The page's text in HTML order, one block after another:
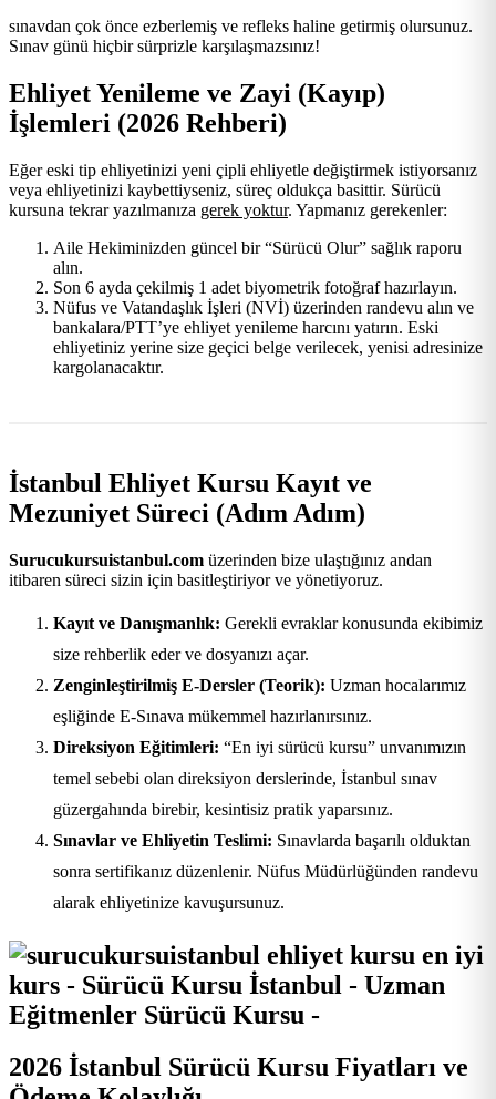
sınavdan çok önce ezberlemiş ve refleks haline getirmiş olursunuz.
Sınav günü hiçbir sürprizle karşılaşmazsınız!
Ehliyet Yenileme ve Zayi (Kayıp)
İşlemleri (2026 Rehberi)
Eğer eski tip ehliyetinizi yeni çipli ehliyetle değiştirmek istiyorsanız
veya ehliyetinizi kaybettiyseniz, süreç oldukça basittir. Sürücü
kursuna tekrar yazılmanıza gerek yoktur. Yapmanız gerekenler:
Aile Hekiminizden güncel bir “Sürücü Olur” sağlık raporu
alın.
Son 6 ayda çekilmiş 1 adet biyometrik fotoğraf hazırlayın.
Nüfus ve Vatandaşlık İşleri (NVİ) üzerinden randevu alın ve
bankalara/PTT’ye ehliyet yenileme harcını yatırın. Eski
ehliyetiniz yerine size geçici belge verilecek, yenisi adresinize
kargolanacaktır.
İstanbul Ehliyet Kursu Kayıt ve
Mezuniyet Süreci (Adım Adım)
Surucukursuistanbul.com üzerinden bize ulaştığınız andan
itibaren süreci sizin için basitleştiriyor ve yönetiyoruz.
Kayıt ve Danışmanlık: Gerekli evraklar konusunda ekibimiz
size rehberlik eder ve dosyanızı açar.
Zenginleştirilmiş E-Dersler (Teorik): Uzman hocalarımız
eşliğinde E-Sınava mükemmel hazırlanırsınız.
Direksiyon Eğitimleri: “En iyi sürücü kursu” unvanımızın
temel sebebi olan direksiyon derslerinde, İstanbul sınav
güzergahında birebir, kesintisiz pratik yaparsınız.
Sınavlar ve Ehliyetin Teslimi: Sınavlarda başarılı olduktan
sonra sertifikanız düzenlenir. Nüfus Müdürlüğünden randevu
alarak ehliyetinize kavuşursunuz.
2026 İstanbul Sürücü Kursu Fiyatları ve